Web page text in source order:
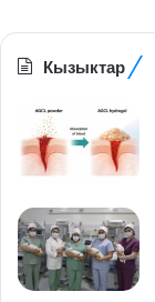
Кызыктар